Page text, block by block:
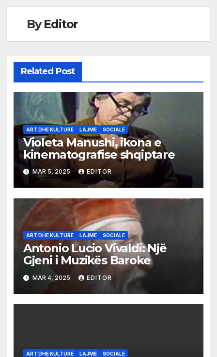
ByEditor
Related Post
ART DHE KULTURE LAJME SOCIALE
Violeta Manushi, ikona e
kinematografise shqiptare
MAR 5, 2025 EDITOR
ART DHE KULTURE LAJME SOCIALE
Antonio Lucio Vivaldi: Një
Gjeni i Muzikës Baroke
MAR 4, 2025 EDITOR
ART DHE KULTURE LAJME SOCIALE